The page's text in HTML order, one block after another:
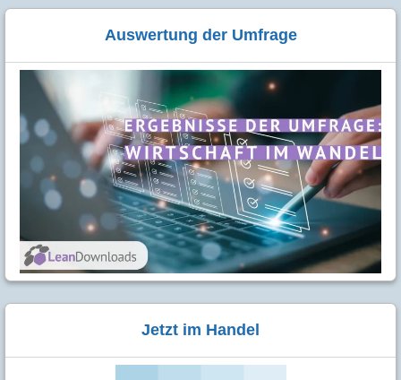
Auswertung der Umfrage
Jetzt im Handel